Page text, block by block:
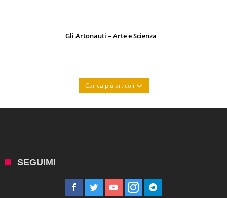
Gli Artonauti – Arte e Scienza
Carica più articoli
SEGUIMI